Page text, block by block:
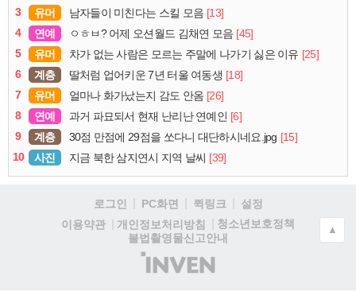
3
유머 남자들이 미친다는 스킬 모음 [13]
4
연예 ㅇㅎㅂ? 어제 오션월드 김채연 모음 [45]
5
유머 차가 없는 사람은 모르는 주말에 나가기 싫은 이유 [25]
6
계층 딸처럼 업어키운 7년 터울 여동생 [18]
7
유머 얼마나 화가났는지 감도 안옴 [26]
8
연예 과거 파묘되서 현재 난리난 연예인 [6]
9
계층 30점 만점에 29점을 쏘다니 대단하시네요.jpg [15]
10
사진 지금 북한 삼지연시 지역 날씨 [39]
로그인 PC화면 퀵링크
설정
이용약관
개인정보처리방침
청소년보호정책
불법촬영물신고안내
(주)
인
▲